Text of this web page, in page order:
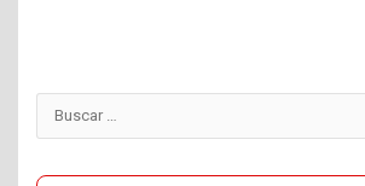
Buscar: